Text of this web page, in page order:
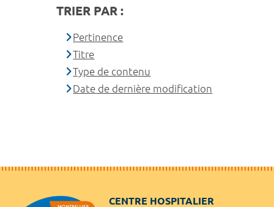
TRIER PAR :
Pertinence
Titre
Type de contenu
Date de dernière modification
CENTRE HOSPITALIER